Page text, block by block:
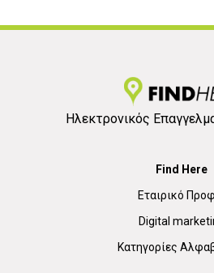
Ηλεκτρονικός
Find Here
Εταιρικό
Digital
Κατηγορίες